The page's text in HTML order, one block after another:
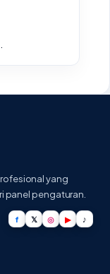
yang
panel pengaturan.
f 𝕏 ◎ ▶ ♪